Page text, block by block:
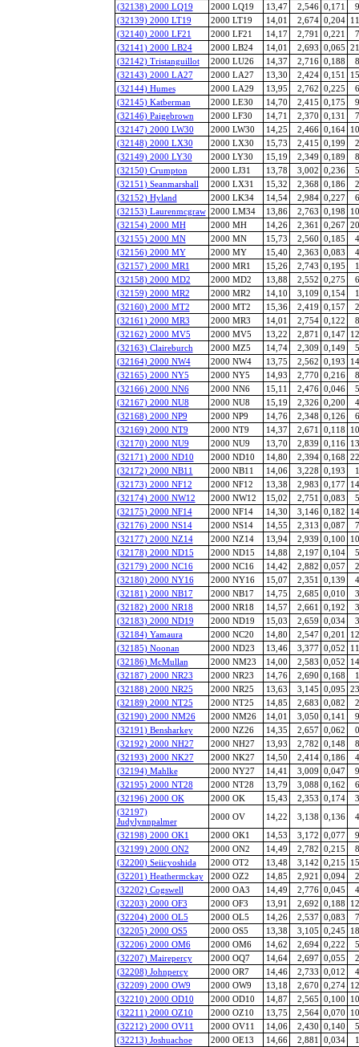
(32138) 2000 LQ19
2000 LQ19 13,47 2,546 0,171
(32139) 2000 LT19
2000 LT19 14,01 2,674 0,204
(32140) 2000 LF21
2000 LF21 14,17 2,791 0,221
(32141) 2000 LB24
2000 LB24 14,01 2,693 0,065
(32142) Tristanguillot
2000 LU26 14,37 2,716 0,188
(32143) 2000 LA27
2000 LA27 13,30 2,424 0,151
(32144) Humes
2000 LA29 13,95 2,762 0,225
(32145) Katberman
2000 LE30 14,70 2,415 0,175
(32146) Paigebrown
2000 LF30 14,71 2,370 0,131
(32147) 2000 LW30
2000 LW30 14,25 2,466 0,164
(32148) 2000 LX30
2000 LX30 15,73 2,415 0,199
(32149) 2000 LY30
2000 LY30 15,19 2,349 0,189
(32150) Crumpton
2000 LJ31 13,78 3,002 0,236
(32151) Seanmarshall
2000 LX31 15,32 2,368 0,186
(32152) Hyland
2000 LK34 14,54 2,984 0,227
(32153) Laurenmcgraw 2000 LM34 13,86 2,763 0,198
(32154) 2000 MH
2000 MH 14,26 2,361 0,267
(32155) 2000 MN
2000 MN 15,73 2,560 0,185
(32156) 2000 MY
2000 MY 15,40 2,363 0,083
(32157) 2000 MR1
2000 MR1 15,26 2,743 0,195
(32158) 2000 MD2
2000 MD2 13,88 2,552 0,275
(32159) 2000 MR2
2000 MR2 14,10 3,109 0,154
(32160) 2000 MT2
2000 MT2 15,36 2,419 0,157
(32161) 2000 MR3
2000 MR3 14,01 2,754 0,122
(32162) 2000 MV5
2000 MV5 13,22 2,871 0,147
(32163) Claireburch
2000 MZ5 14,74 2,309 0,149
(32164) 2000 NW4
2000 NW4 13,75 2,562 0,193
(32165) 2000 NY5
2000 NY5 14,93 2,770 0,216
(32166) 2000 NN6
2000 NN6 15,11 2,476 0,046
(32167) 2000 NU8
2000 NU8 15,19 2,326 0,200
(32168) 2000 NP9
2000 NP9 14,76 2,348 0,126
(32169) 2000 NT9
2000 NT9 14,37 2,671 0,118
(32170) 2000 NU9
2000 NU9 13,70 2,839 0,116
(32171) 2000 ND10
2000 ND10 14,80 2,394 0,168
(32172) 2000 NB11
2000 NB11 14,06 3,228 0,193
(32173) 2000 NF12
2000 NF12 13,38 2,983 0,177
(32174) 2000 NW12
2000 NW12 15,02 2,751 0,083
(32175) 2000 NF14
2000 NF14 14,30 3,146 0,182
(32176) 2000 NS14
2000 NS14 14,55 2,313 0,087
(32177) 2000 NZ14
2000 NZ14 13,94 2,939 0,100
(32178) 2000 ND15
2000 ND15 14,88 2,197 0,104
(32179) 2000 NC16
2000 NC16 14,42 2,882 0,057
(32180) 2000 NY16
2000 NY16 15,07 2,351 0,139
(32181) 2000 NB17
2000 NB17 14,75 2,685 0,010
(32182) 2000 NR18
2000 NR18 14,57 2,661 0,192
(32183) 2000 ND19
2000 ND19 15,03 2,659 0,034
(32184) Yamaura
2000 NC20 14,80 2,547 0,201
(32185) Noonan
2000 ND23 13,46 3,377 0,052
(32186) McMullan
2000 NM23 14,00 2,583 0,052
(32187) 2000 NR23
2000 NR23 14,76 2,690 0,168
(32188) 2000 NR25
2000 NR25 13,63 3,145 0,095
(32189) 2000 NT25
2000 NT25 14,85 2,683 0,082
(32190) 2000 NM26
2000 NM26 14,01 3,050 0,141
(32191) Bensharkey
2000 NZ26 14,35 2,657 0,062
(32192) 2000 NH27
2000 NH27 13,93 2,782 0,148
(32193) 2000 NK27
2000 NK27 14,50 2,414 0,186
(32194) Mahlke
2000 NY27 14,41 3,009 0,047
(32195) 2000 NT28
2000 NT28 13,79 3,088 0,162
(32196) 2000 OK
2000 OK 15,43 2,353 0,174
(32197)
Judylynnpalmer
2000 OV 14,22 3,138 0,136
(32198) 2000 OK1
2000 OK1 14,53 3,172 0,077
(32199) 2000 ON2
2000 ON2 14,49 2,782 0,215
(32200) Seiicyoshida
2000 OT2 13,48 3,142 0,215
(32201) Heathermckay
2000 OZ2 14,85 2,921 0,094
(32202) Cogswell
2000 OA3 14,49 2,776 0,045
(32203) 2000 OF3
2000 OF3 13,91 2,692 0,188
(32204) 2000 OL5
2000 OL5 14,26 2,537 0,083
(32205) 2000 OS5
2000 OS5 13,38 3,105 0,245
(32206) 2000 OM6
2000 OM6 14,62 2,694 0,222
(32207) Mairepercy
2000 OQ7 14,64 2,697 0,055
(32208) Johnpercy
2000 OR7 14,46 2,733 0,012
(32209) 2000 OW9
2000 OW9 13,18 2,670 0,274
(32210) 2000 OD10
2000 OD10 14,87 2,565 0,100
(32211) 2000 OZ10
2000 OZ10 13,75 2,564 0,070
(32212) 2000 OV11
2000 OV11 14,06 2,430 0,140
(32213) Joshuachoe
2000 OE13 14,66 2,881 0,034